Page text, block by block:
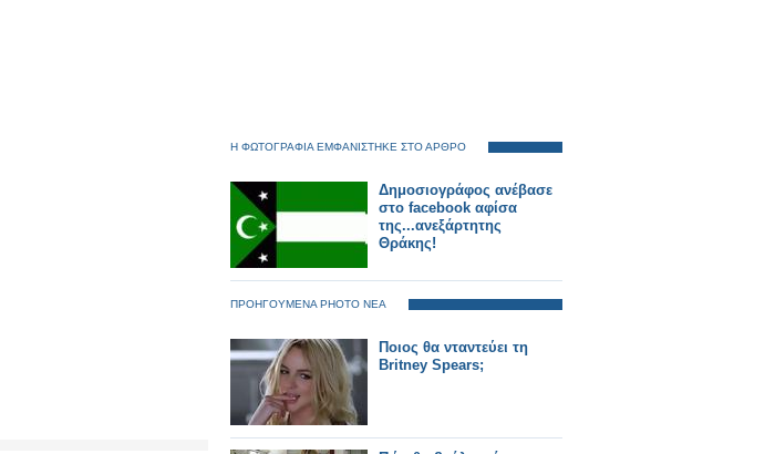
Η ΦΩΤΟΓΡΑΦΙΑ ΕΜΦΑΝΙΣΤΗΚΕ ΣΤΟ ΑΡΘΡΟ
Δημοσιογράφος ανέβασε
στο facebook αφίσα
της...ανεξάρτητης
Θράκης!
ΠΡΟΗΓΟΥΜΕΝΑ PHOTO ΝΕΑ
Ποιος θα νταντεύει τη
Britney Spears;